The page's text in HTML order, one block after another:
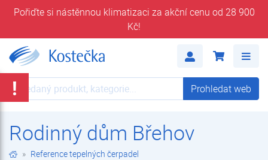
Pořiďte si nástěnnou klimatizaci za akční cenu od 28 900
Kč!
Prohledat web Prohledat web
Rodinný dům Břehov
Reference tepelných čerpadel
!